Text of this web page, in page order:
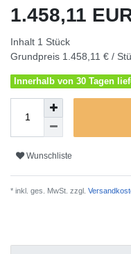
1.458,11
Inhalt 1 Stück
Grundpreis 1.458,11 € /
Innerhalb von 30 Tagen
Wunschliste
* inkl. ges. MwSt. zzgl.